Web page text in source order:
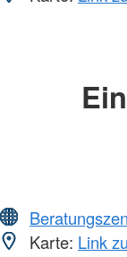
Karte: Link